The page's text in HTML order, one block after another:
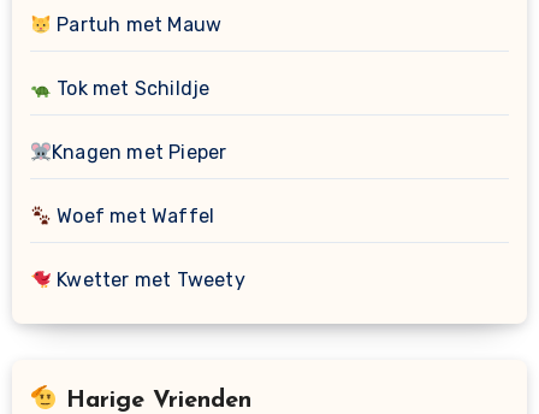
Partuh met Mauw
Tok met Schildje
Knagen met Pieper
Woef met Waffel
Kwetter met Tweety
Harige Vrienden